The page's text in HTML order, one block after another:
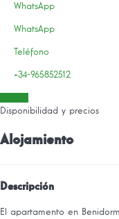
WhatsApp
WhatsApp
Teléfono
+34-965852512
Disponibilidad y precios
Alojamiento
Descripción
El apartamento en